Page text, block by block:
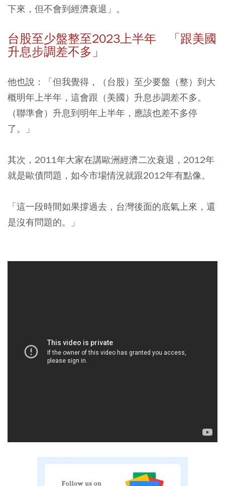
下來，但不會到經濟衰退」。
台股至少盤整至2023上半年 「跟美國
升息步調差不多」
他也說：「但我覺得，（台股）至少要盤（整）到大
概明年上半年，這會跟（美國）升息步調差不多。
（聯準會）升息到明年上半年，應該也差不多停
了。」
其次，2011年大家在講歐洲經濟二次衰退，2012年
就是歐債問題，如今市場情況就跟2012年有點像。
「這一段時間如果撐過去，台灣後面的底氣上來，還
是沒有問題的。」